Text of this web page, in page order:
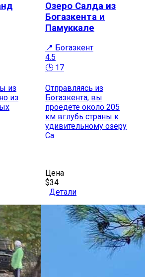
из
из
Озеро Салда из
Богазкента и
Памуккале
📍 Богазкент
4.5
🕒 17
Отправляясь из
Богазкента, вы
проедете около 205
км вглубь страны к
удивительному озеру
Са
Цена
$34
Детали